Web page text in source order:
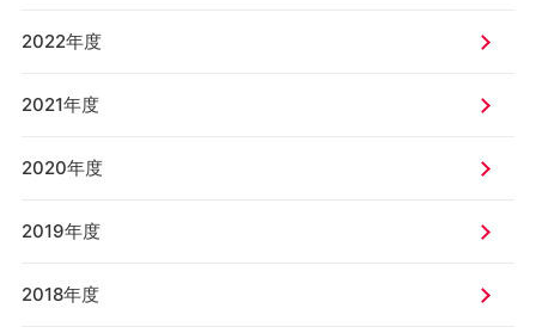
2022年度
2021年度
2020年度
2019年度
2018年度